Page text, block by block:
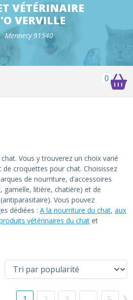
VÉTÉRINAIRE
VERVILLE
Mennecy 91540
0
Vous y trouverez un choix varié
de croquettes pour chat. Choisissez
de nourriture, d’accessoires
gamelle, litière, chatière) et de
Vous pouvez
dédiées : A la nourriture du chat, aux
vétérinaires du chat et